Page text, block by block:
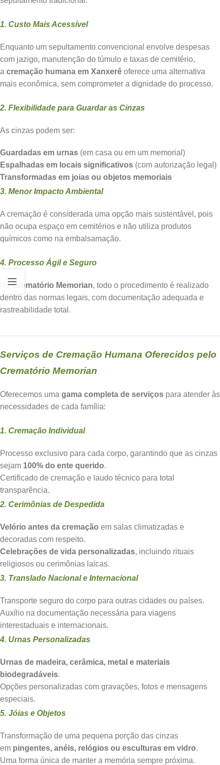
1. Custo Mais Acessível
Enquanto um sepultamento convencional envolve despesas
com jazigo, manutenção do túmulo e taxas de cemitério,
a cremação humana em Xanxerê oferece uma alternativa
mais econômica, sem comprometer a dignidade do processo.
2. Flexibilidade para Guardar as Cinzas
As cinzas podem ser:
Guardadas em urnas (em casa ou em um memorial)
Espalhadas em locais significativos (com autorização legal)
Transformadas em joias ou objetos memoriais
3. Menor Impacto Ambiental
A cremação é considerada uma opção mais sustentável, pois
não ocupa espaço em cemitérios e não utiliza produtos
químicos como na embalsamação.
4. Processo Ágil e Seguro
NoCrematório Memorian, todo o procedimento é realizado
dentro das normas legais, com documentação adequada e
rastreabilidade total.
Serviços de Cremação Humana Oferecidos pelo
Crematório Memorian
Oferecemos uma gama completa de serviços para atender às
necessidades de cada família:
1. Cremação Individual
Processo exclusivo para cada corpo, garantindo que as cinzas
sejam 100% do ente querido.
Certificado de cremação e laudo técnico para total
transparência.
2. Cerimônias de Despedida
Velório antes da cremação em salas climatizadas e
decoradas com respeito.
Celebrações de vida personalizadas, incluindo rituais
religiosos ou cerimônias laicas.
3. Translado Nacional e Internacional
Transporte seguro do corpo para outras cidades ou países.
Auxílio na documentação necessária para viagens
interestaduais e internacionais.
4. Urnas Personalizadas
Urnas de madeira, cerâmica, metal e materiais
biodegradáveis.
Opções personalizadas com gravações, fotos e mensagens
especiais.
5. Jóias e Objetos
Transformação de uma pequena porção das cinzas
em pingentes, anéis, relógios ou esculturas em vidro.
Uma forma única de manter a memória sempre próxima.